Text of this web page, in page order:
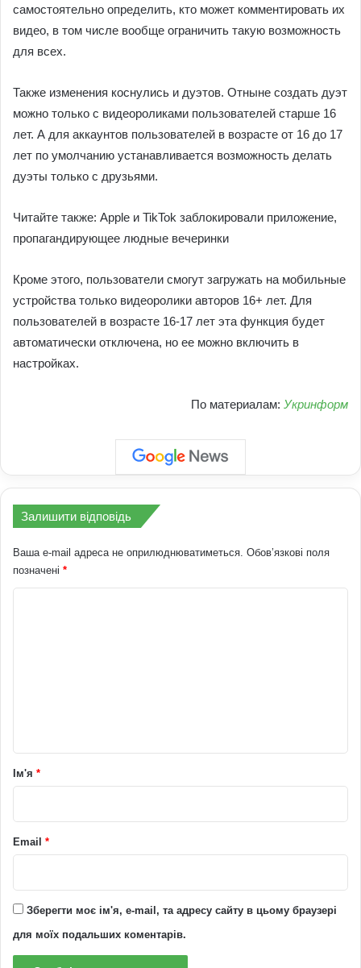
самостоятельно определить, кто может комментировать их
видео, в том числе вообще ограничить такую ​​возможность
для всех.
Также изменения коснулись и дуэтов. Отныне создать дуэт
можно только с видеороликами пользователей старше 16
лет. А для аккаунтов пользователей в возрасте от 16 до 17
лет по умолчанию устанавливается возможность делать
дуэты только с друзьями.
Читайте также: Apple и TikTok заблокировали приложение,
пропагандирующее людные вечеринки
Кроме этого, пользователи смогут загружать на мобильные
устройства только видеоролики авторов 16+ лет. Для
пользователей в возрасте 16-17 лет эта функция будет
автоматически отключена, но ее можно включить в
настройках.
По материалам: Укринформ
Залишити відповідь
Ваша e-mail адреса не оприлюднюватиметься. Обов’язкові поля
позначені *
рІм'я *
Email *
Зберегти моє ім'я, e-mail, та адресу сайту в цьому браузері
для моїх подальших коментарів.